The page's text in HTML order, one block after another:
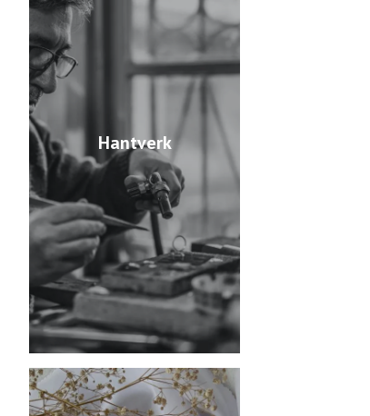
Hantverk